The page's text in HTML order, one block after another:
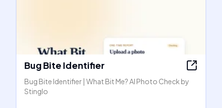
Bug Bite Identifier
Bug Bite Identifier | What Bit Me? AI Photo Check by
Stinglo